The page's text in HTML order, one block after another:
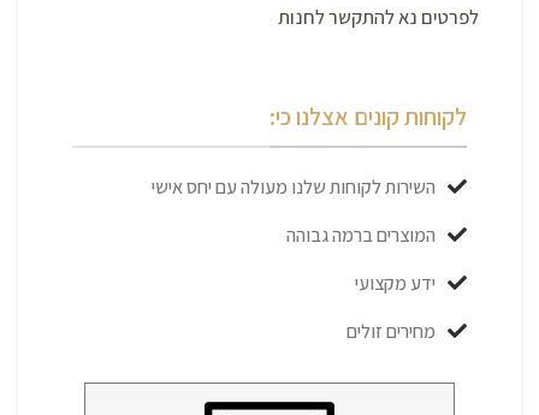
לפרטים נא להתקשר לחנות
לקוחות קונים אצלנו כי:
השירות לקוחות שלנו מעולה עם יחס אישי
המוצרים ברמה גבוהה
ידע מקצועי
מחירים זולים